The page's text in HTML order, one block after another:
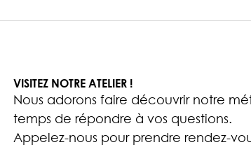
VISITEZ NOTRE ATELIER !
Nous adorons faire découvrir notre
temps de répondre à vos questions.
Appelez-nous pour prendre rendez-